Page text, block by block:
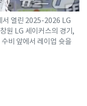
서 열린 2025-2026 LG
원 LG 세이커스의 경기,
비 앞에서 레이업 슛을